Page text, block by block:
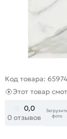
Код товара:
Этот товар
0,0
0 отзывов
фото